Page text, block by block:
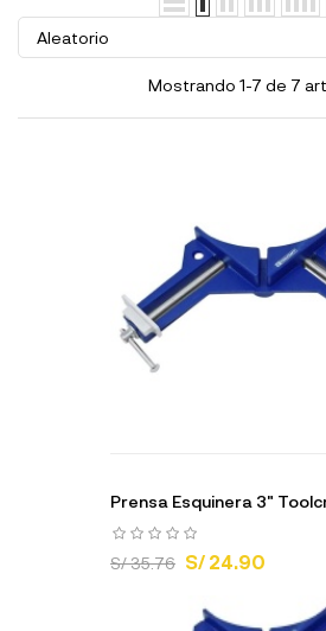
Aleatorio
Mostrando 1-7 de 7
Prensa Esquinera 3"
S/ 35.76 S/ 24.90